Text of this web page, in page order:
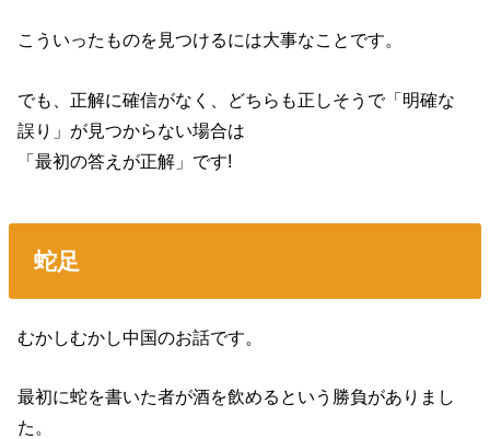
こういったものを見つけるには大事なことです。
でも、正解に確信がなく、どちらも正しそうで「明確な
誤り」が見つからない場合は
「最初の答えが正解」です!
蛇足
むかしむかし中国のお話です。
最初に蛇を書いた者が酒を飲めるという勝負がありまし
た。